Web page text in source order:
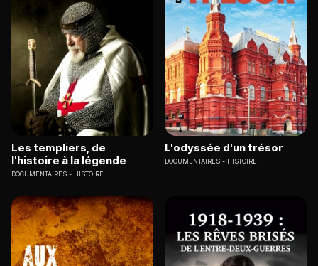
Les templiers, de
l'histoire à la légende
DOCUMENTAIRES HISTOIRE
L'odyssée d'un trésor
DOCUMENTAIRES HISTOIRE